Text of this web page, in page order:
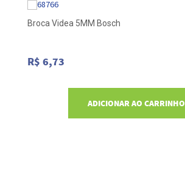
Broca Videa 5MM Bosch
R$ 6,73
ADICIONAR AO CARRINHO